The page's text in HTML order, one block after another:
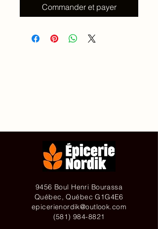
Commander et payer
9456 Boul Henri Bourassa
Québec, Québec G1G4E6
epicerienordik@outlook.com
(581) 984-8821